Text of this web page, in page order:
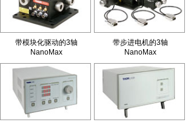
带模块化驱动的3轴
NanoMax
带步进电机的3轴
NanoMax